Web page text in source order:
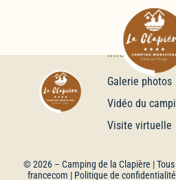
Infos
Galerie photos
Vidéo du
Visite virtuelle
© 2026 – Camping de la Clapière |
francecom | Politique de confidentialité